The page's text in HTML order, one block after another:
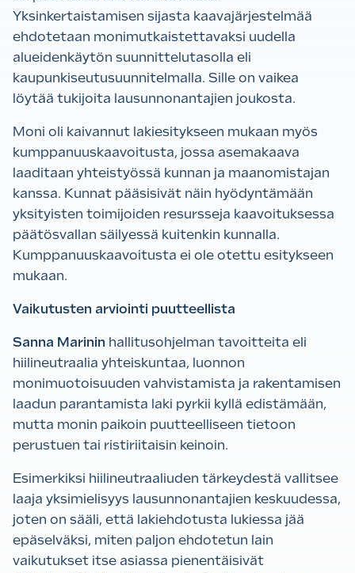
Yksinkertaistamisen sijasta kaavajärjestelmää
ehdotetaan monimutkaistettavaksi uudella
alueidenkäytön suunnittelutasolla eli
kaupunkiseutusuunnitelmalla. Sille on vaikea
löytää tukijoita lausunnonantajien joukosta.
Moni oli kaivannut lakiesitykseen mukaan myös
kumppanuuskaavoitusta, jossa asemakaava
laaditaan yhteistyössä kunnan ja maanomistajan
kanssa. Kunnat pääsisivät näin hyödyntämään
yksityisten toimijoiden resursseja kaavoituksessa
päätösvallan säilyessä kuitenkin kunnalla.
Kumppanuuskaavoitusta ei ole otettu esitykseen
mukaan.
Vaikutusten arviointi puutteellista
Sanna Marinin hallitusohjelman tavoitteita eli
hiilineutraalia yhteiskuntaa, luonnon
monimuotoisuuden vahvistamista ja rakentamisen
laadun parantamista laki pyrkii kyllä edistämään,
mutta monin paikoin puutteelliseen tietoon
perustuen tai ristiriitaisin keinoin.
Esimerkiksi hiilineutraaliuden tärkeydestä vallitsee
laaja yksimielisyys lausunnonantajien keskuudessa,
joten on sääli, että lakiehdotusta lukiessa jää
epäselväksi, miten paljon ehdotetun lain
vaikutukset itse asiassa pienentäisivät